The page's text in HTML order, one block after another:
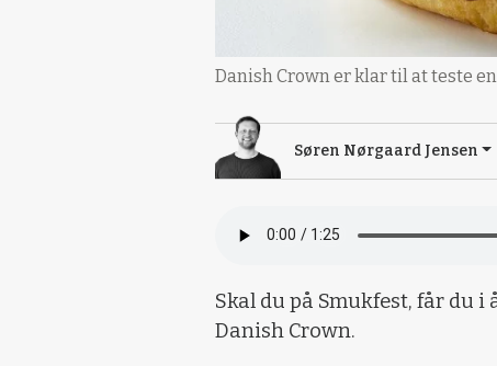
Danish Crown er klar til at teste
Søren Nørgaard Jensen
Skal du på Smukfest, får du
Danish Crown.